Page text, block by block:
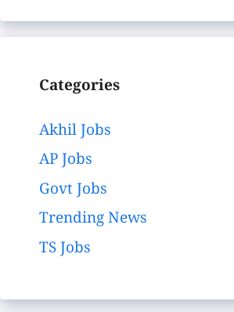
Categories
Akhil Jobs
AP Jobs
Govt Jobs
Trending News
TS Jobs